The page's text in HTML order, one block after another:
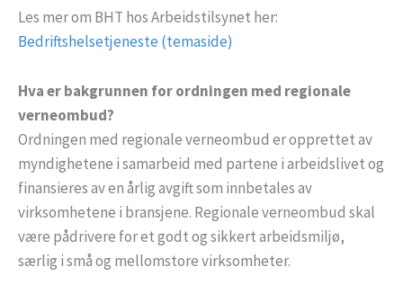
Les mer om BHT hos Arbeidstilsynet her:
Bedriftshelsetjeneste (temaside)
Hva er bakgrunnen for ordningen med regionale
verneombud?
Ordningen med regionale verneombud er opprettet av
myndighetene i samarbeid med partene i arbeidslivet og
finansieres av en årlig avgift som innbetales av
virksomhetene i bransjene. Regionale verneombud skal
være pådrivere for et godt og sikkert arbeidsmiljø,
særlig i små og mellomstore virksomheter.